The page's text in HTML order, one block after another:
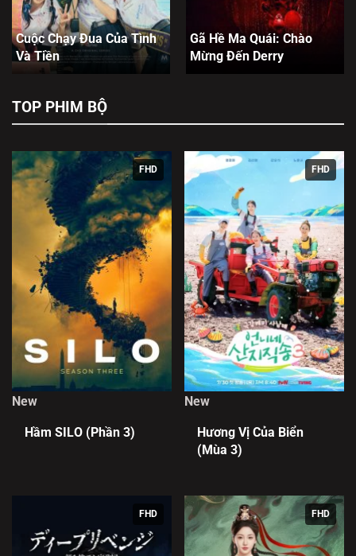
Cuộc Chạy Đua Của Tình
Và Tiền
Gã Hề Ma Quái: Chào
Mừng Đến Derry
TOP PHIM BỘ
FHD
New
Hầm SILO (Phần 3)
FHD
New
Hương Vị Của Biển
(Mùa 3)
FHD FHD